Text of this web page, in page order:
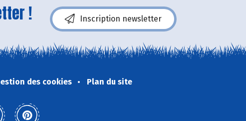
! Inscription newsletter
des cookies Plan du site